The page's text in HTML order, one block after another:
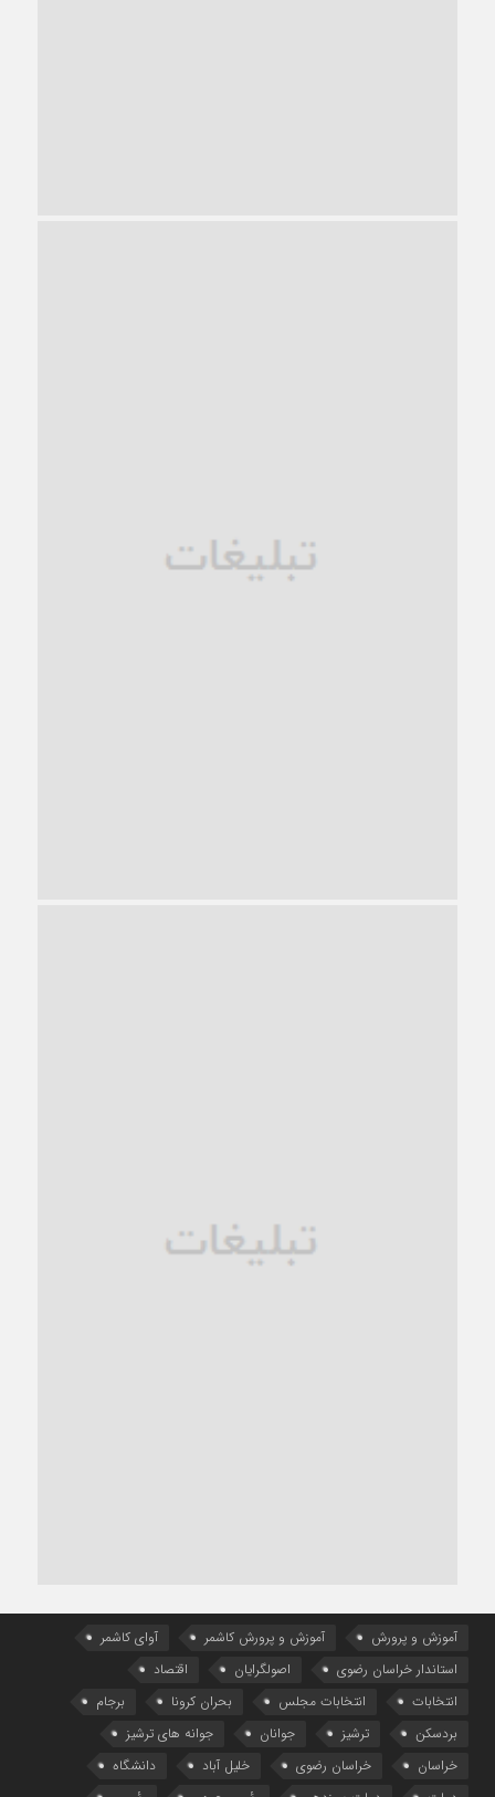
آموزش و پرورش آموزش و پرورش کاشمر
آوای کاشمر
استاندار خراسان رضوی
اصولگرایان
اقتصاد
انتخابات
انتخابات مجلس بحران کرونا
برجام
بردسکن
ترشیز جوانان
جوانه های ترشیز
خراسان
خراسان رضوی خلیل آباد
دانشگاه